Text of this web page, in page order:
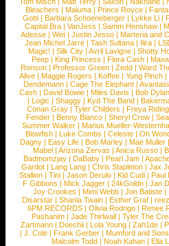
Bleachers | Maluma | Prince Royce |
Gotti |Barbara Schoeneberger |Lykke Li |
Capital Bra |VanJess |Samm Henshaw |
Adesse |Wet |Justin Jesso |Marteria and
Jean Michel Jarre |Tash Sultana | Ilira |
Magic! | Silk City | Avril Lavigne | Shotty
Peep |King Princess |Flora Cash |
Ronson |Professor Green |Zedd |Ward
Alive |Maggie Rogers |Koffee |Yung Pinch |
Dendemann |Cage The Elephant |
Cash | David Bowie | Miles Davis | Bob Dylan
|Logic |Shaggy |Kyd The Band |
Conan Gray |Tyler Childers |Freya
Fender |Benny Blanco |Sheryl Crow |
Summer Walker |Marius Mueller-
Blowfish | Luke Combs | Celeste | Oh
Dagny |Easy Life |Bob Marley |Mae Muller
Mabel |Arizona Zervas |Anica Russo |
Badmomzjay |DaBaby |Pearl Jam |
Gardot | Lang Lang | Chris Stapleton | Jax
Stallion |Tini |Jason Derulo |Kid Cudi |Paul
F Gibbons | Mick Jagger | 24kGoldn | Jan
Joy Crookes | Mimi Webb | Jon Batiste |
Disarstar | Shania Twain | Esther Graf |
6PM RECORDS | Olivia Rodrigo | Renee
Pashanim |Jade Thirlwall |Tyler The
Zartmann | Doechii | Lola Young | Zah1de |
| J. Cole | Frank Gerber | Mumford and Sons
Malcolm Todd | Noah Kahan | Ella